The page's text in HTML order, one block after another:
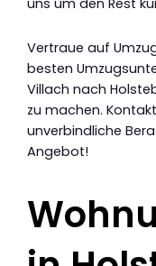
uns um den Rest
Vertraue auf
besten
Villach nach
zu machen.
unverbindliche
Angebot!